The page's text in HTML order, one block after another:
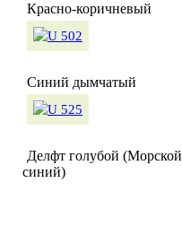
Красно-коричневый
Синий дымчатый
Делфт голубой (Морской
синий)